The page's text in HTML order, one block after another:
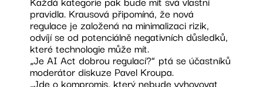
pravidla. Krausová připomíná, že nová
regulace je založená na minimalizaci rizik,
odvíjí se od potenciálně negativních důsledků,
které technologie může mít.
„Je AI Act dobrou regulací?“ ptá se účastníků
moderátor diskuze Pavel Kroupa.
„Jde o kompromis, který nebude vyhovovat